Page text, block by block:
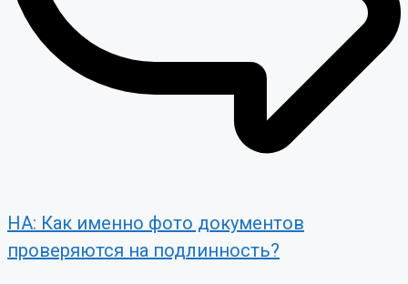
НА: Как именно фото документов
проверяются на подлинность?